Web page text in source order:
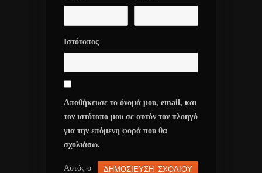
Ιστότοπος
Αποθήκευσε το όνομά μου, email, και
τον ιστότοπο μου σε αυτόν τον πλοηγό
για την επόμενη φορά που θα
σχολιάσω.
Αυτός ο